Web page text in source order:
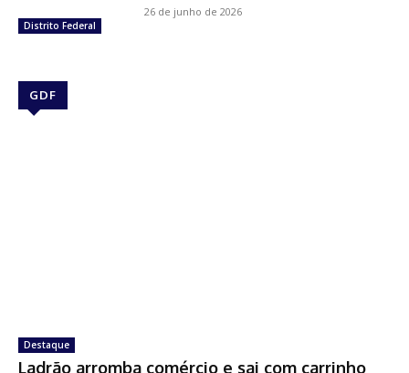
Distrito Federal
26 de junho de 2026
GDF
Destaque
Ladrão arromba comércio e sai com carrinho